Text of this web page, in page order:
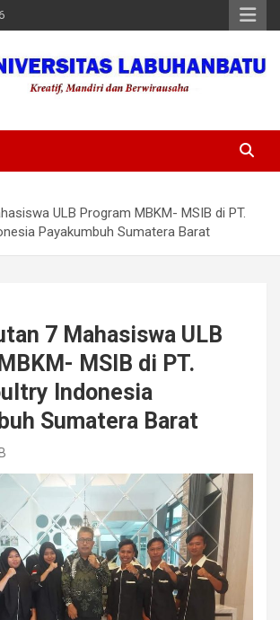
Labuhanbatu
ULB Program MBKM- MSIB di PT.
Payakumbuh Sumatera Barat
7 Mahasiswa ULB
MSIB di PT.
Indonesia
Sumatera Barat